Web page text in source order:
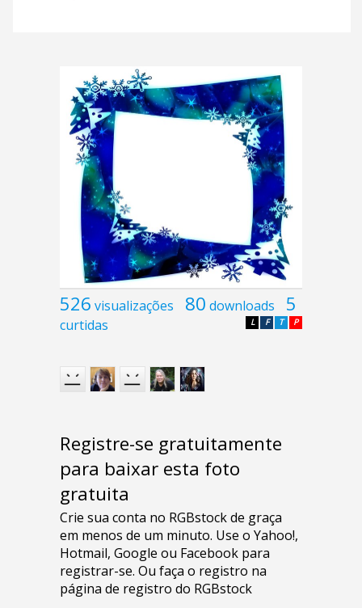
526 visualizações 80 downloads 5
curtidas P
T
F
L
Registre-se gratuitamente
para baixar esta foto
gratuita